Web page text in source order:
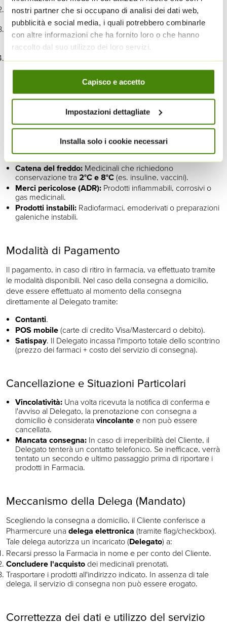
nostri partner che si occupano di analisi dei dati web,
pubblicità e social media, i quali potrebbero combinarle
con altre informazioni che ha fornito loro o che hanno
raccolto dal suo utilizzo dei loro servizi.
Cookie policy
Capisco e accetto
Impostazioni dettagliate
Installa solo i cookie necessari
Verifica:La Farmacia controlla la validità della ricetta e la
disponibilità a magazzino.
Conferma:
Il Cliente riceve una notifica con il
(inclusi eventuali oneri SSN o costi del farmaco) e la conferma
della preparazione.
Medicinali Non Consegnabili (Esclusioni)
Sono tassativamenteesclusidal servizio di consegna i
medicinali che richiedono particolari cautele legali o logistiche:
Stupefacenti e psicotropi(soggetti a D.P.R. 309/1990).
Catena del freddo:Medicinali che richiedono
conservazione tra 2°C e 8°C(es. insuline, vaccini).
Merci pericolose (ADR):Prodotti infiammabili, corrosivi o
gas medicinali.
Prodotti instabili:Radiofarmaci, emoderivati o preparazioni
galeniche instabili.
Modalità di Pagamento
Il pagamento, in caso di ritiro in farmacia, va effettuato tramite
le modalità disponibili. Nel caso della consegna a domicilio,
deve essere effettuato al momento della consegna
direttamente al Delegato tramite:
Contanti.
POS mobile(carte di credito Visa/Mastercard o debito).
Satispay. Il Delegato incassa l'importo totale dello scontrino
(prezzo dei farmaci + costo del servizio di consegna).
Cancellazione e Situazioni Particolari
Vincolatività:Una volta ricevuta la notifica di conferma e
l'avviso al Delegato, la prenotazione con consegna a
domicilio è considerata vincolantee non può essere
cancellata.
Mancata consegna:In caso di irreperibilità del Cliente, il
Delegato tenterà un contatto telefonico. Se inefficace, verrà
tentato un secondo e ultimo passaggio prima di riportare i
prodotti in Farmacia.
Meccanismo della Delega (Mandato)
Scegliendo la consegna a domicilio, il Cliente conferisce a
Pharmercure una delega elettronica (tramite flag/checkbox).
Tale delega autorizza un incaricato (Delegato) a:
Recarsi presso la Farmacia in nome e per conto del Cliente.
Concludere l'acquisto dei medicinali prenotati.
Trasportare i prodotti all'indirizzo indicato. In assenza di tale
delega, il servizio di consegna non può essere erogato.
Correttezza dei dati e utilizzo del servizio